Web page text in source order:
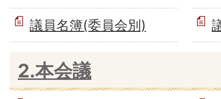
議員名簿(委員会別)
2.本会議